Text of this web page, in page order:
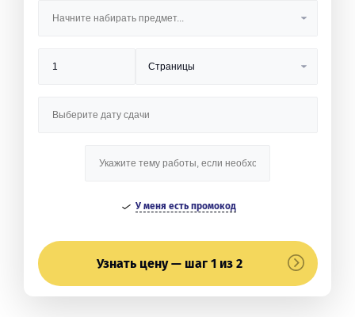
У меня есть промокод
Узнать цену — шаг 1 из 2